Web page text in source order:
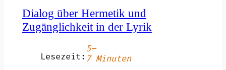
Dialog über Hermetik und
Zugänglichkeit in der Lyrik
Lesezeit:
5–
7 Minuten